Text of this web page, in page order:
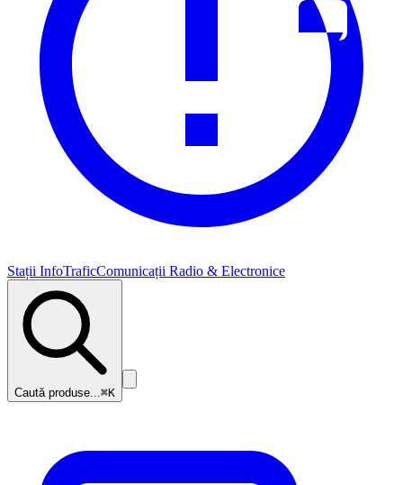
Stații InfoTraficComunicații Radio & Electronice
Caută produse...⌘K